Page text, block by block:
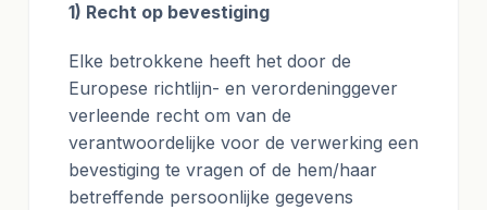
1) Recht op bevestiging
Elke betrokkene heeft het door de
Europese richtlijn- en verordeninggever
verleende recht om van de
verantwoordelijke voor de verwerking een
bevestiging te vragen of de hem/haar
betreffende persoonlijke gegevens